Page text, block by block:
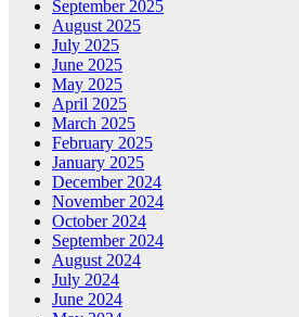
September 2025
August 2025
July 2025
June 2025
May 2025
April 2025
March 2025
February 2025
January 2025
December 2024
November 2024
October 2024
September 2024
August 2024
July 2024
June 2024